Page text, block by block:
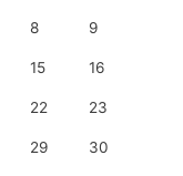
8 9
15 16
22 23
29 30